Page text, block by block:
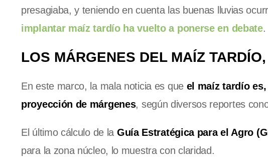
presagiaba, y teniendo en cuenta las buenas lluvias
implantar maíz tardío ha vuelto a ponerse en debate.
LOS MÁRGENES DEL MAÍZ
En este marco, la mala noticia es que el maíz tardío
proyección de márgenes, según diversos reportes
El último cálculo de la Guía Estratégica para el Agro
para la zona núcleo, lo muestra con claridad.